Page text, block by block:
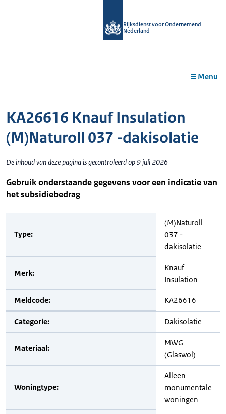
Rijksdienst voor Ondernemend
Nederland
Menu
KA26616 Knauf Insulation
(M)Naturoll 037 -dakisolatie
De inhoud van deze pagina is gecontroleerd op 9 juli 2026
Gebruik onderstaande gegevens voor een indicatie van
het subsidiebedrag
Type:
(M)Naturoll
037 -
dakisolatie
Merk:
Knauf
Insulation
Meldcode: KA26616
Categorie: Dakisolatie
Materiaal:
MWG
(Glaswol)
Woningtype:
Alleen
monumentale
woningen